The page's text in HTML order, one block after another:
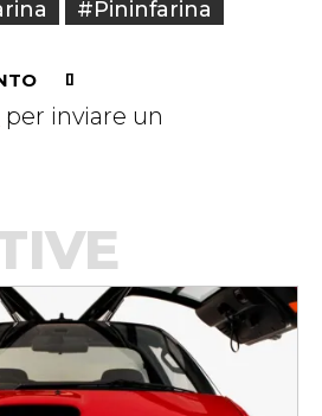
#Pininfarina
per inviare un